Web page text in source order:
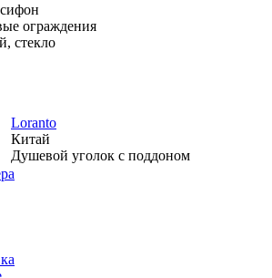
ограждения
стекло
Loranto
Китай
Душевой уголок с поддоном